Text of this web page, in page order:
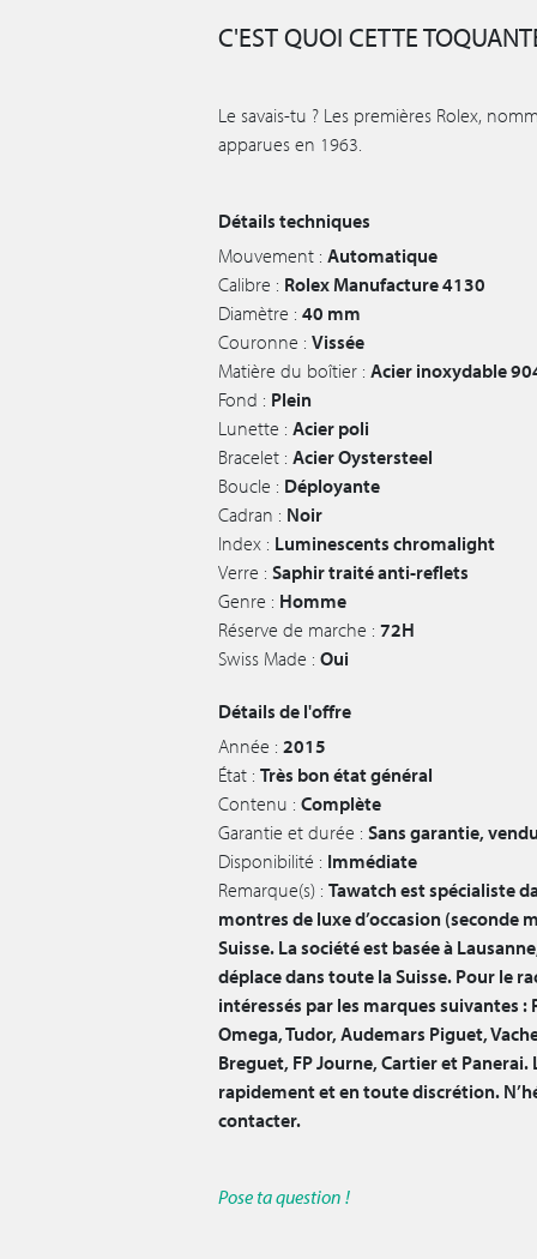
C'EST QUOI CETTE
Le savais-tu ? Les premières Rolex,
apparues en 1963.
Détails techniques
Mouvement : Automatique
Calibre : Rolex Manufacture 4130
Diamètre : 40 mm
Couronne : Vissée
Matière du boîtier : Acier inoxydable
Fond : Plein
Lunette : Acier poli
Bracelet : Acier Oystersteel
Boucle : Déployante
Cadran : Noir
Index : Luminescents chromalight
Verre : Saphir traité anti-reflets
Genre : Homme
Réserve de marche : 72H
Swiss Made : Oui
Détails de l'offre
Année : 2015
État : Très bon état général
Contenu : Complète
Garantie et durée : Sans garantie,
Disponibilité : Immédiate
Remarque(s) : Tawatch est spécialiste
montres de luxe d’occasion (seconde
Suisse. La société est basée à
déplace dans toute la Suisse. Pour le
intéressés par les marques suivantes :
Omega, Tudor, Audemars Piguet,
Breguet, FP Journe, Cartier et Panerai.
rapidement et en toute discrétion.
contacter.
Pose ta question !